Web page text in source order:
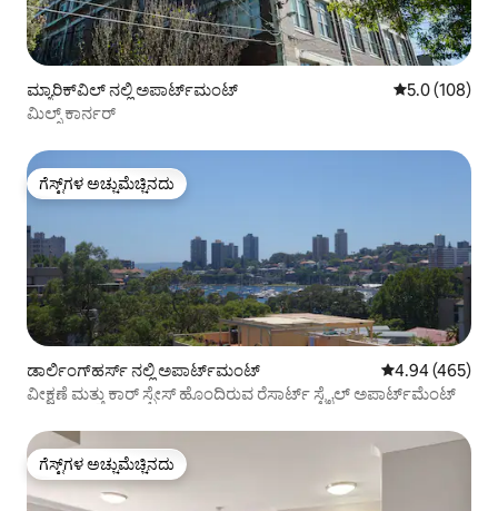
ಮ್ಯಾರಿಕ್‌ವಿಲ್ ನಲ್ಲಿ ಅಪಾರ್ಟ್‌ಮಂಟ್ 5 ರಲ್ಲಿ 5.0
5.0 (108)
ಮಿಲ್ಸ್ ಕಾರ್ನರ್
ಗೆಸ್ಟ್‌ಗಳ ಅಚ್ಚುಮೆಚ್ಚಿನದು
ಗೆಸ್ಟ್‌ಗಳ ಅಚ್ಚುಮೆಚ್ಚಿನದು
ಡಾರ್ಲಿಂಗ್‌ಹರ್ಸ್ ನಲ್ಲಿ ಅಪಾರ್ಟ್‌ಮಂಟ್ 5 ರಲ್ಲಿ 4.94
4.94 (465)
ವೀಕ್ಷಣೆ ಮತ್ತು ಕಾರ್ ಸ್ಪೇಸ್ ಹೊಂದಿರುವ ರೆಸಾರ್ಟ್ ಸ್ಟೈಲ್ ಅಪಾರ್ಟ್‌ಮೆಂಟ್
ಗೆಸ್ಟ್‌ಗಳ ಅಚ್ಚುಮೆಚ್ಚಿನದು
ಗೆಸ್ಟ್‌ಗಳ ಅಚ್ಚುಮೆಚ್ಚಿನದು